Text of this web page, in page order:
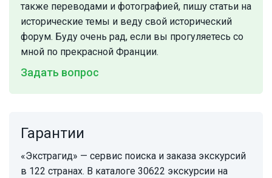
также переводами и фотографией, пишу статьи на
исторические темы и веду свой исторический
форум. Буду очень рад, если вы прогуляетесь со
мной по прекрасной Франции.
Задать вопрос
Гарантии
«Экстрагид» — сервис поиска и заказа экскурсий
в 122 странах. В каталоге 30622 экскурсии на